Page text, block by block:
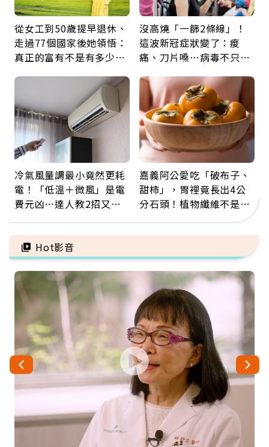
從女工到50歲提早退休、
走過77個國家後她領悟：
真正的富有不是有多少
沒高燒「一篩2條線」！
這波新冠症狀變了：痠
痛、刀片嗓…病毒不只攻
管發炎
冷氣風量調最小竟然更耗
電！「低溫＋微風」是電
費元凶…達人教2招又涼
嘉義阿公愛吃「破布子、
甜柿」，胃裡竟長出4公
分石頭！植物纖維不是吃
越多越好，這些水果都上
榜
Hot影音